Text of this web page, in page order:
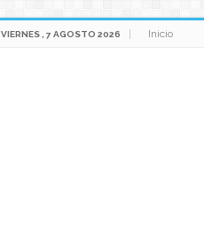
VIERNES , 7 AGOSTO 2026 Inicio